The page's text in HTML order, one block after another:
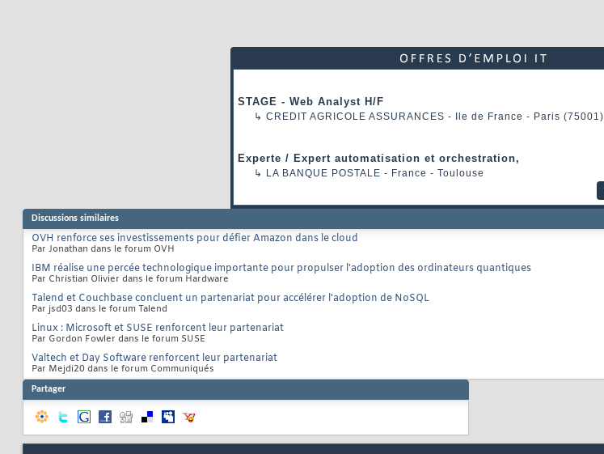
STAGE - Web Analyst H/F
↳ CREDIT AGRICOLE ASSURANCES - Ile de France - Paris (75001)
Experte / Expert automatisation et orchestration,
↳ LA BANQUE POSTALE - France - Toulouse
Discussions similaires
OVH renforce ses investissements pour défier Amazon dans le cloud
Par Jonathan dans le forum OVH
IBM réalise une percée technologique importante pour propulser l'adoption des ordinateurs quantiques
Par Christian Olivier dans le forum Hardware
Talend et Couchbase concluent un partenariat pour accélérer l'adoption de NoSQL
Par jsd03 dans le forum Talend
Linux : Microsoft et SUSE renforcent leur partenariat
Par Gordon Fowler dans le forum SUSE
Valtech et Day Software renforcent leur partenariat
Par Mejdi20 dans le forum Communiqués
Partager